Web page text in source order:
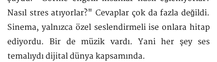
Nasıl stres atıyorlar?" Cevaplar çok da fazla değildi.
Sinema, yalnızca özel seslendirmeli ise onlara hitap
ediyordu. Bir de müzik vardı. Yani her şey ses
temalıydı dijital dünya kapsamında.